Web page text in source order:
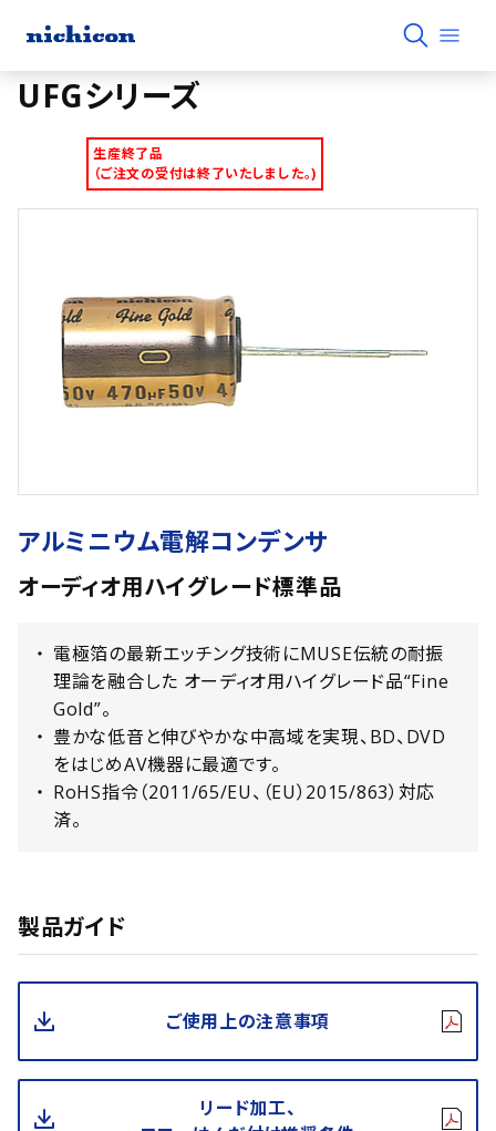
UFGシリーズ
生産終了品
（ご注文の受付は終了いたしました。)
アルミニウム電解コンデンサ
オーディオ用ハイグレード標準品
電極箔の最新エッチング技術にMUSE伝統の耐振
理論を融合した オーディオ用ハイグレード品“Fine
Gold”。
豊かな低音と伸びやかな中高域を実現、BD、DVD
をはじめAV機器に最適です。
RoHS指令（2011/65/EU、（EU）2015/863）対応
済。
製品ガイド
ご使用上の注意事項
リード加工、